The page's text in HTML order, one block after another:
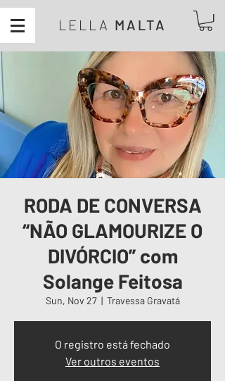
LELLA MALTA
RODA DE CONVERSA
“NÃO GLAMOURIZE O
DIVÓRCIO” com
Solange Feitosa
Sun, Nov 27
  |
Travessa Gravatá
O registro está fechado
Ver outros eventos